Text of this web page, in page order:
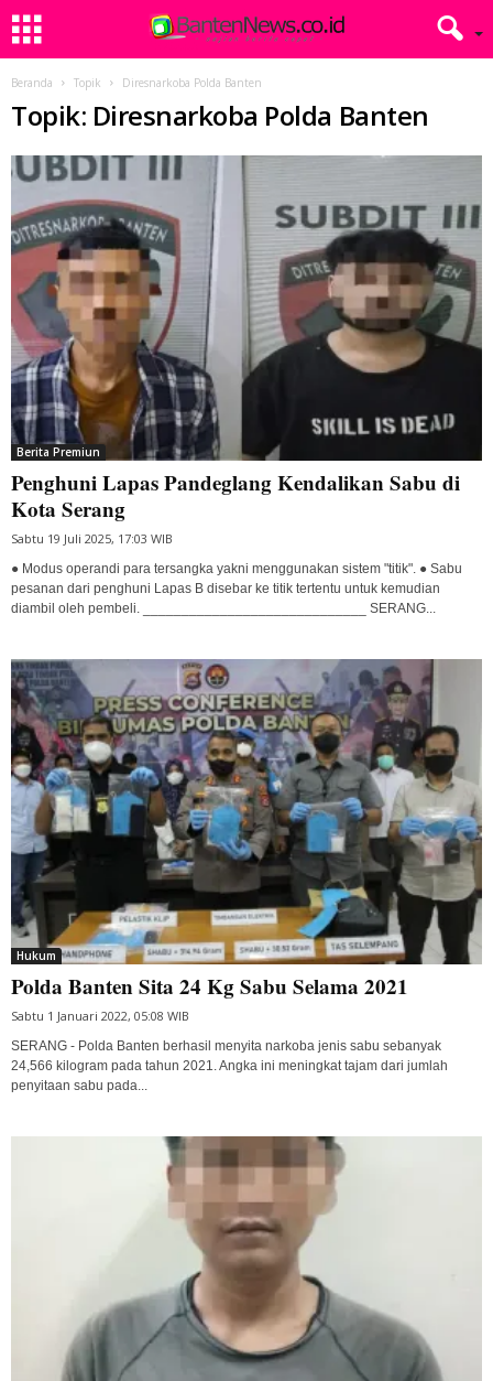
Beranda Topik Diresnarkoba Polda Banten
Topik: Diresnarkoba Polda Banten
Berita Premiun
Penghuni Lapas Pandeglang Kendalikan Sabu di
Kota Serang
Sabtu 19 Juli 2025, 17:03 WIB
● Modus operandi para tersangka yakni menggunakan sistem "titik". ● Sabu
pesanan dari penghuni Lapas B disebar ke titik tertentu untuk kemudian
diambil oleh pembeli. _____________________________ SERANG...
Hukum
Polda Banten Sita 24 Kg Sabu Selama 2021
Sabtu 1 Januari 2022, 05:08 WIB
SERANG - Polda Banten berhasil menyita narkoba jenis sabu sebanyak
24,566 kilogram pada tahun 2021. Angka ini meningkat tajam dari jumlah
penyitaan sabu pada...